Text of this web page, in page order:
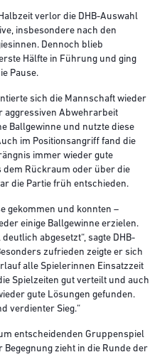
verlor die DHB-Auswahl
insbesondere nach den
Dennoch blieb
Hälfte in Führung und ging
Pause.
sich die Mannschaft wieder
aggressiven Abwehrarbeit
Ballgewinne und nutzte diese
im Positionsangriff fand die
immer wieder gute
dem Rückraum oder über die
die Partie früh entschieden.
gekommen und konnten –
einige Ballgewinne erzielen.
abgesetzt“, sagte DHB-
zufrieden zeigte er sich
alle Spielerinnen Einsatzzeit
Spielzeiten gut verteilt und auch
gute Lösungen gefunden.
verdienter Sieg.“
entscheidenden Gruppenspiel
Begegnung zieht in die Runde der